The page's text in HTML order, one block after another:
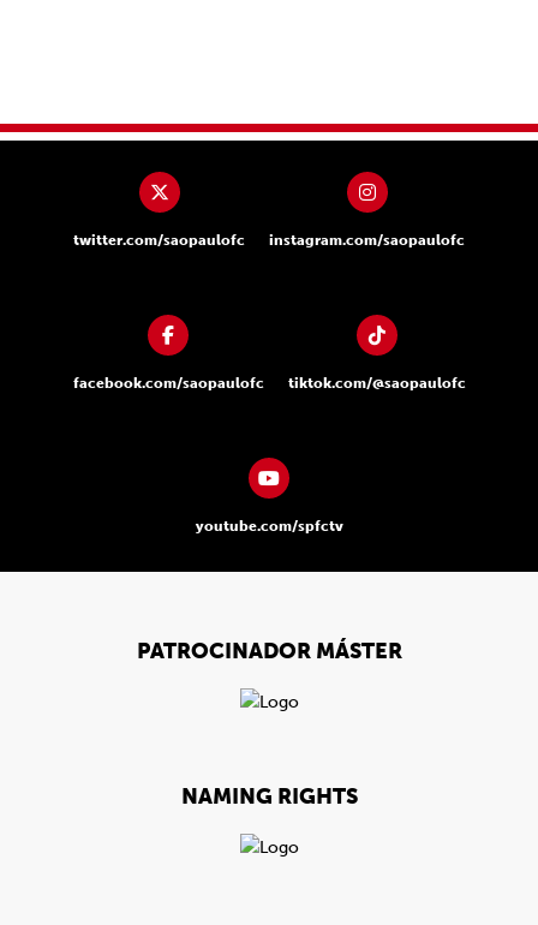
twitter.com/saopaulofc instagram.com/saopaulofc
facebook.com/saopaulofc tiktok.com/@saopaulofc
youtube.com/spfctv
PATROCINADOR MÁSTER
NAMING RIGHTS